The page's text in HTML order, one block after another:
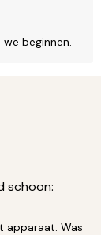
beginnen.
schoon:
apparaat. Was